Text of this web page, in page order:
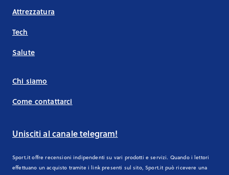
Attrezzatura
Tech
Salute
Chi siamo
Come contattarci
Unisciti al canale telegram!
Sport.it offre recensioni indipendenti su vari prodotti e servizi. Quando i lettori
effettuano un acquisto tramite i link presenti sul sito, Sport.it può ricevere una